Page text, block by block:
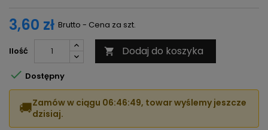
3,60 zł Brutto - Cena za szt.
Ilość  Dodaj do koszyka
 Dostępny
🚚Zamów w ciągu 06:46:48, towar wyślemy jeszcze
dzisiaj.